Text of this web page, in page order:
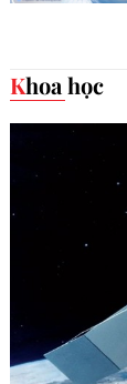
Khoa học